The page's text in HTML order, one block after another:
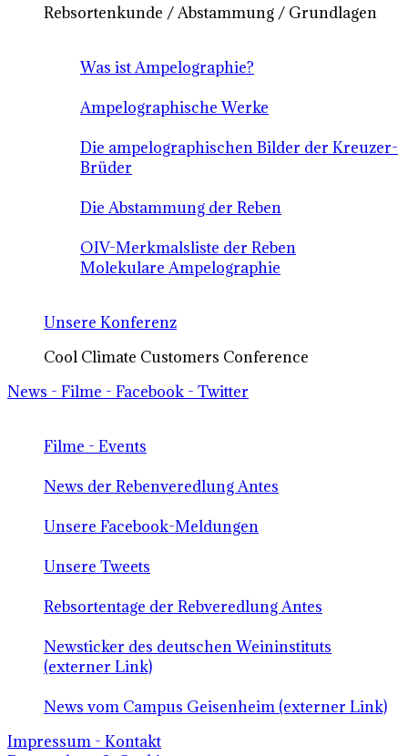
Rebsortenkunde / Abstammung / Grundlagen
Was ist Ampelographie?
Ampelographische Werke
Die ampelographischen Bilder der Kreuzer-
Brüder
Die Abstammung der Reben
OIV-Merkmalsliste der Reben
Molekulare Ampelographie
Unsere Konferenz
Cool Climate Customers Conference
News - Filme - Facebook - Twitter
Filme - Events
News der Rebenveredlung Antes
Unsere Facebook-Meldungen
Unsere Tweets
Rebsortentage der Rebveredlung Antes
Newsticker des deutschen Weininstituts
(externer Link)
News vom Campus Geisenheim (externer Link)
Impressum - Kontakt